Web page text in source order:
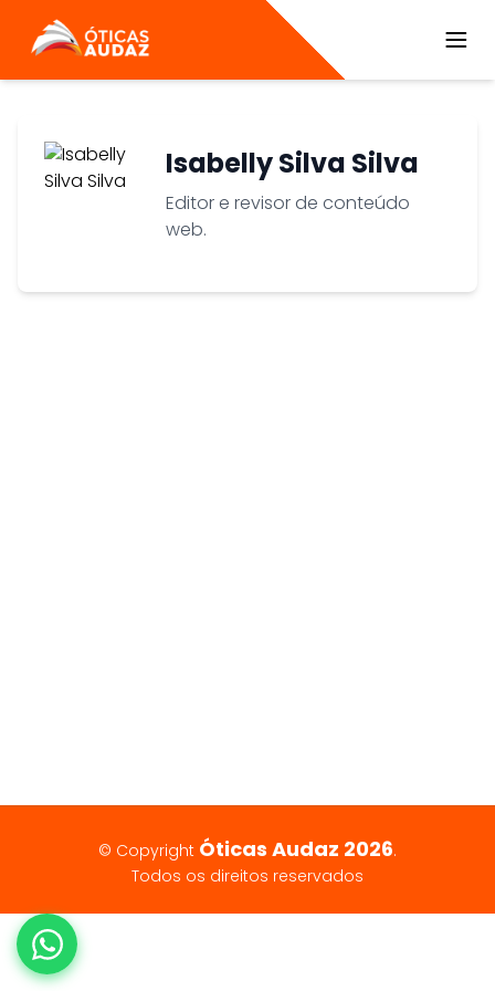
ÓTICAS AUDAZ
Isabelly Silva Silva
Editor e revisor de conteúdo
web.
© Copyright Óticas Audaz 2026.
Todos os direitos reservados